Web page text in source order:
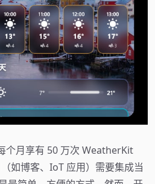
个月享有 50 万次 WeatherKit
如博客、IoT 应用）需要集成当